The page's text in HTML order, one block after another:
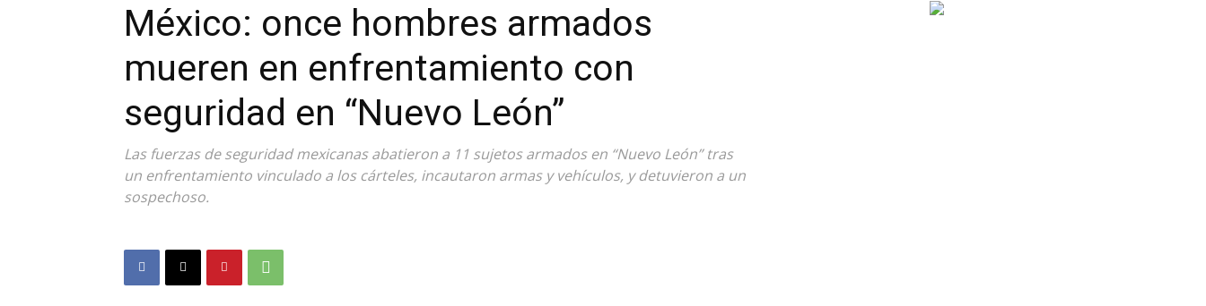
México: once hombres armados
mueren en enfrentamiento con
seguridad en “Nuevo León”
Las fuerzas de seguridad mexicanas abatieron a 11 sujetos armados en “Nuevo León” tras
un enfrentamiento vinculado a los cárteles, incautaron armas y vehículos, y detuvieron a un
sospechoso.